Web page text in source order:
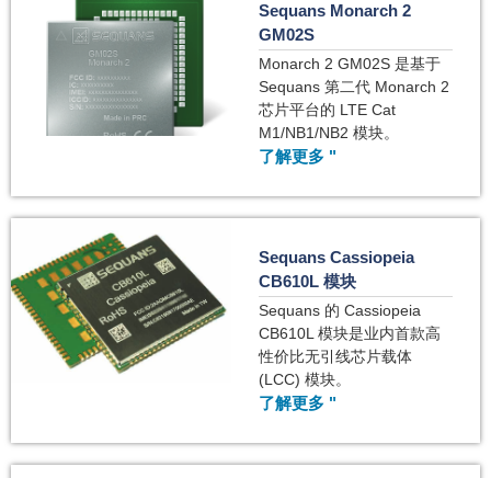
Sequans Monarch 2
GM02S
Monarch 2 GM02S 是基于
Sequans 第二代 Monarch 2
芯片平台的 LTE Cat
M1/NB1/NB2 模块。
了解更多 "
Sequans Cassiopeia
CB610L 模块
Sequans 的 Cassiopeia
CB610L 模块是业内首款高
性价比无引线芯片载体
(LCC) 模块。
了解更多 "